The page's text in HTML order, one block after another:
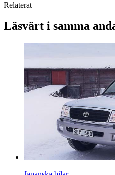
Relaterat
Läsvärt i samma